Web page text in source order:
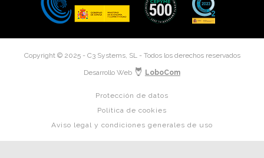
Copyright © 2025 - C3 Systems, SL - Todos los derechos reservados
Desarrollo Web LoboCom
Protección de datos
Política de cookies
Aviso legal y condiciones generales de uso